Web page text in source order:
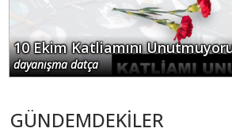
10 Ekim Katliamını
dayanışma datça
GÜNDEMDEKİLER